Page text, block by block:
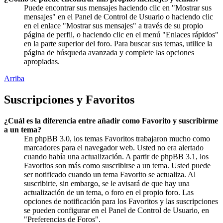
Puede encontrar sus mensajes haciendo clic en "Mostrar sus
mensajes" en el Panel de Control de Usuario o haciendo clic
en el enlace "Mostrar sus mensajes" a través de su propio
página de perfil, o haciendo clic en el menú "Enlaces rápidos"
en la parte superior del foro. Para buscar sus temas, utilice la
página de búsqueda avanzada y complete las opciones
apropiadas.
Arriba
Suscripciones y Favoritos
¿Cuál es la diferencia entre añadir como Favorito y suscribirme
a un tema?
En phpBB 3.0, los temas Favoritos trabajaron mucho como
marcadores para el navegador web. Usted no era alertado
cuando había una actualización. A partir de phpBB 3.1, los
Favoritos son más como suscribirse a un tema. Usted puede
ser notificado cuando un tema Favorito se actualiza. Al
suscribirte, sin embargo, se le avisará de que hay una
actualización de un tema, o foro en el propio foro. Las
opciones de notificación para los Favoritos y las suscripciones
se pueden configurar en el Panel de Control de Usuario, en
"Preferencias de Foros".